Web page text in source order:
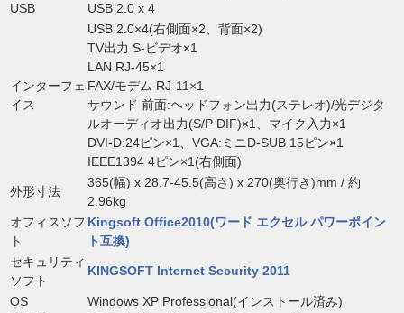
USB
USB 2.0 x 4
インターフェ
イス
USB 2.0×4(右側面×2、背面×2)
TV出力 S-ビデオ×1
LAN RJ-45×1
FAX/モデム RJ-11×1
サウンド 前面:ヘッドフォン出力(ステレオ)/光デジタ
ルオーディオ出力(S/P DIF)×1、マイク入力×1
DVI-D:24ピン×1、VGA:ミニD-SUB 15ピン×1
IEEE1394 4ピン×1(右側面)
外形寸法
365(幅) x 28.7-45.5(高さ) x 270(奥行き)mm / 約
2.96kg
オフィスソフ
ト
Kingsoft Office2010(ワード エクセル パワーポイン
ト互換)
セキュリティ
ソフト
KINGSOFT Internet Security 2011
OS
Windows XP Professional(インストール済み)